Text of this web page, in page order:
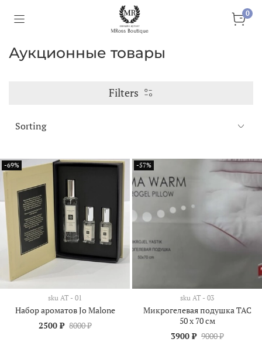
0
Аукционные товары
Filters
-69%
sku АТ - 01
Набор ароматов Jo Malone
2500 ₽ 8000 ₽
-57%
sku АТ - 03
Микрогелевая подушка TAC
50 х 70 см
3900 ₽ 9000 ₽